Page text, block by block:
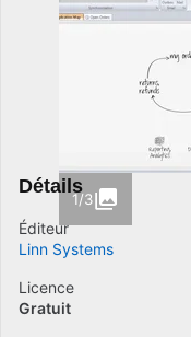
1/3
Détails
Éditeur
Linn Systems
Licence
Gratuit